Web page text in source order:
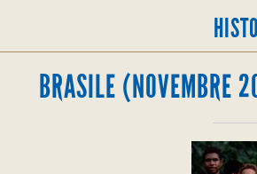
BRASILE (NOVEMBRE